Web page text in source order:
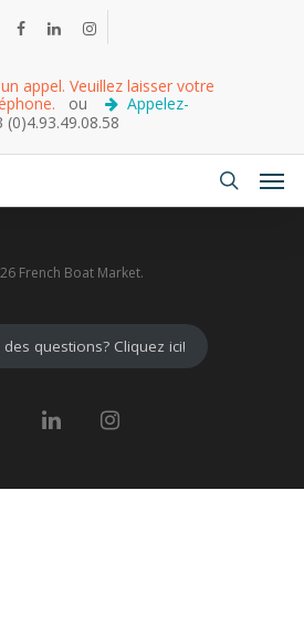
appel. Veuillez laisser votre
ou
Appelez-
(0)4.93.49.08.58
French Boat Market.
questions? Cliquez ici!